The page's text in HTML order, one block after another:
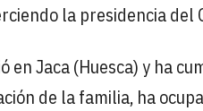
la presidencia del
en Jaca (Huesca) y ha
de la familia, ha